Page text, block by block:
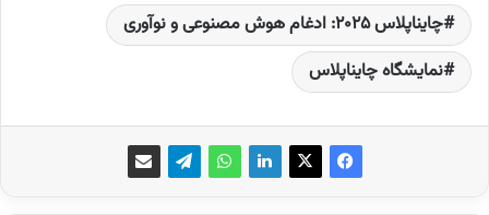
چاینا‌پلاس ۲۰۲۵: ادغام هوش مصنوعی و نوآوری
نمایشگاه چاینا­پلاس